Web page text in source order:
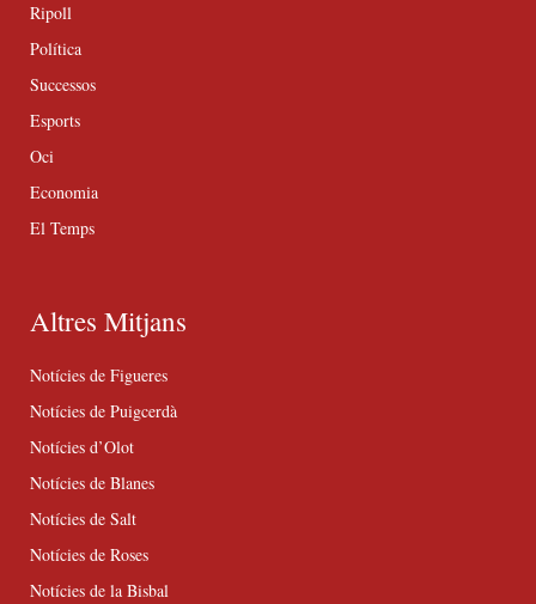
Ripoll
Política
Successos
Esports
Oci
Economia
El Temps
Altres Mitjans
Notícies de Figueres
Notícies de Puigcerdà
Notícies d’Olot
Notícies de Blanes
Notícies de Salt
Notícies de Roses
Notícies de la Bisbal